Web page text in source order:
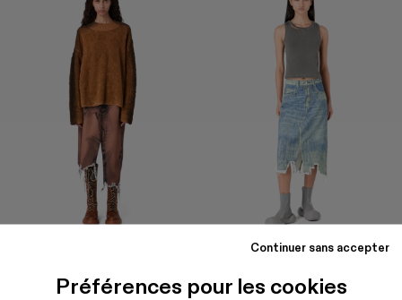
Préférences pour les cookies
Continuer sans accepter